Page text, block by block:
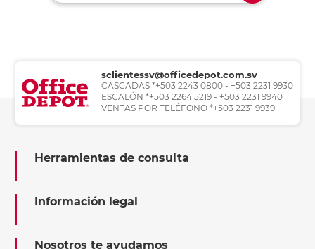
sclientessv@officedepot.com.sv
CASCADAS *+503 2243 0800 - +503 2231 9930
ESCALÓN *+503 2264 5219 - +503 2231 9940
VENTAS POR TELÉFONO *+503 2231 9939
Herramientas de consulta
Información legal
Nosotros te ayudamos